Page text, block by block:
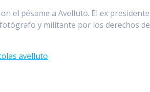
el pésame a Avelluto. El ex presidente
y militante por los derechos de